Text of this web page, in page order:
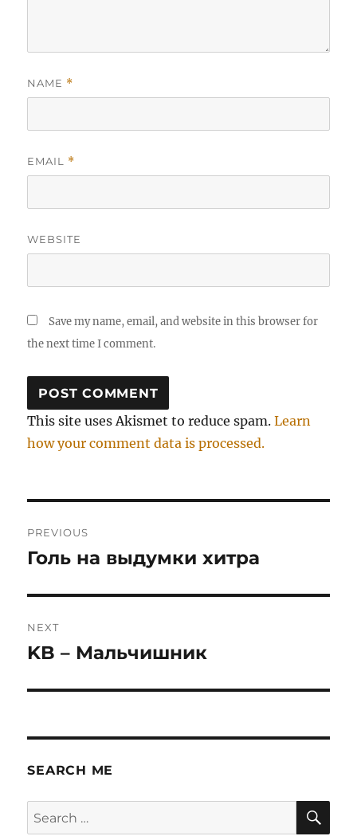
NAME *
EMAIL *
WEBSITE
Save my name, email, and website in this browser for
the next time I comment.
This site uses Akismet to reduce spam.Learn
how your comment data is processed.
navigation
PREVIOUS
Previous
Голь на выдумки хитра
NEXT
Next
KB – Мальчишник
SEARCH ME
Search
for: